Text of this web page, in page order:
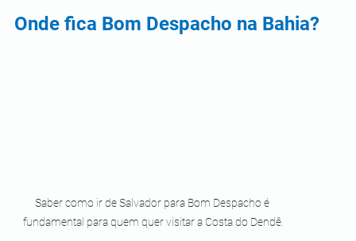
Onde fica Bom Despacho na Bahia?
Saber como ir de Salvador para Bom Despacho é
fundamental para quem quer visitar a Costa do Dendê.